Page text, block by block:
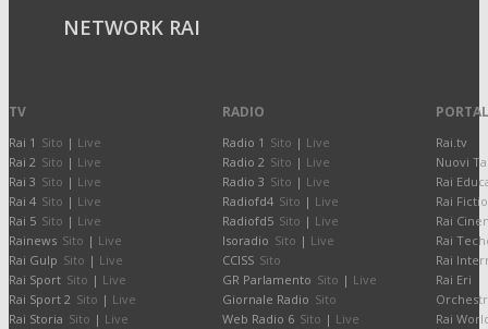
NETWORK RAI
TV
Rai 1 Sito | Live
Rai 2 Sito | Live
Rai 3 Sito | Live
Rai 4 Sito | Live
Rai 5 Sito | Live
Rainews Sito | Live
Rai Gulp Sito | Live
Rai Sport Sito | Live
Rai Sport 2 Sito | Live
Rai Storia Sito | Live
RADIO
Radio 1 Sito | Live
Radio 2 Sito | Live
Radio 3 Sito | Live
Radiofd4 Sito | Live
Radiofd5 Sito | Live
Isoradio Sito | Live
CCISS Sito
GR Parlamento Sito | Live
Giornale Radio Sito
Web Radio 6 Sito | Live
Rai.tv
Nuovi
Rai
Rai
Rai
Rai
Rai
Rai Eri
Rai